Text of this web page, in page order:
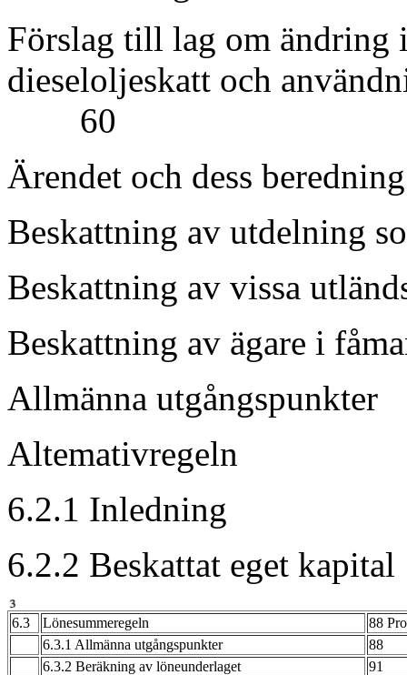
Förslag till lag om ändring
dieseloljeskatt och
60
Ärendet och dess
Beskattning av utdelning
Beskattning av vissa
Beskattning av
Allmänna
6.2.1
6.2.2 Beskattat
6.3 Lönesummeregeln
88
6.3.1 Allmänna utgångspunkter
88
6.3.2 Beräkning av löneunderlaget
91